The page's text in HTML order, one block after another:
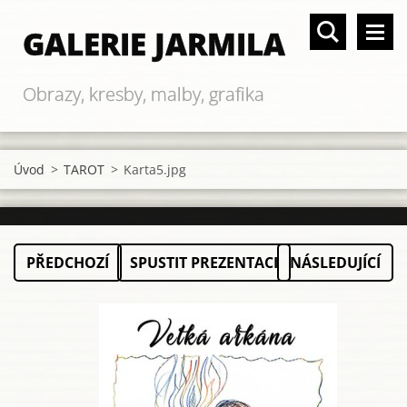
GALERIE JARMILA
Obrazy, kresby, malby, grafika
Úvod > TAROT > Karta5.jpg
PŘEDCHOZÍ SPUSTIT PREZENTACI NÁSLEDUJÍCÍ